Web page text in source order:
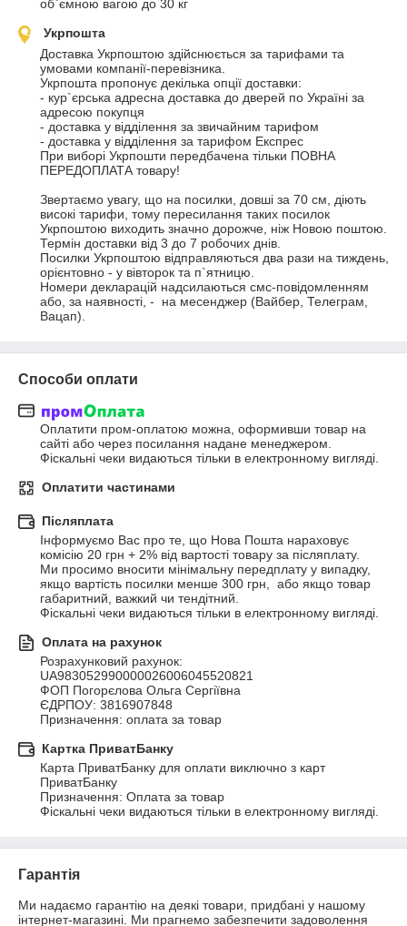
об`ємною вагою до 30 кг
Укрпошта
Доставка Укрпоштою здійснюється за тарифами та
умовами компанії-перевізника.
Укрпошта пропонує декілька опції доставки:
- кур`єрська адресна доставка до дверей по Україні за
адресою покупця
- доставка у відділення за звичайним тарифом
- доставка у відділення за тарифом Експрес
При виборі Укрпошти передбачена тільки ПОВНА
ПЕРЕДОПЛАТА товару!
Звертаємо увагу, що на посилки, довші за 70 см, діють
високі тарифи, тому пересилання таких посилок
Укрпоштою виходить значно дорожче, ніж Новою поштою.
Термін доставки від 3 до 7 робочих днів.
Посилки Укрпоштою відправляються два рази на тиждень,
орієнтовно - у вівторок та п`ятницю.
Номери декларацій надсилаються смс-повідомленням
або, за наявності, -  на месенджер (Вайбер, Телеграм,
Вацап).
Способи оплати
Оплатити пром-оплатою можна, оформивши товар на
сайті або через посилання надане менеджером.
Фіскальні чеки видаються тільки в електронному вигляді.
Оплатити частинами
Післяплата
Інформуємо Вас про те, що Нова Пошта нараховує
комісію 20 грн + 2% від вартості товару за післяплату.
Ми просимо вносити мінімальну передплату у випадку,
якщо вартість посилки менше 300 грн,  або якщо товар
габаритний, важкий чи тендітний.
Фіскальні чеки видаються тільки в електронному вигляді.
Оплата на рахунок
Розрахунковий рахунок:
UA983052990000026006045520821
ФОП Погорєлова Ольга Сергіївна
ЄДРПОУ: 3816907848
Призначення: оплата за товар
Картка ПриватБанку
Карта ПриватБанку для оплати виключно з карт
ПриватБанку
Призначення: Оплата за товар
Фіскальні чеки видаються тільки в електронному вигляді.
Гарантія
Ми надаємо гарантію на деякі товари, придбані у нашому
інтернет-магазині. Ми прагнемо забезпечити задоволення